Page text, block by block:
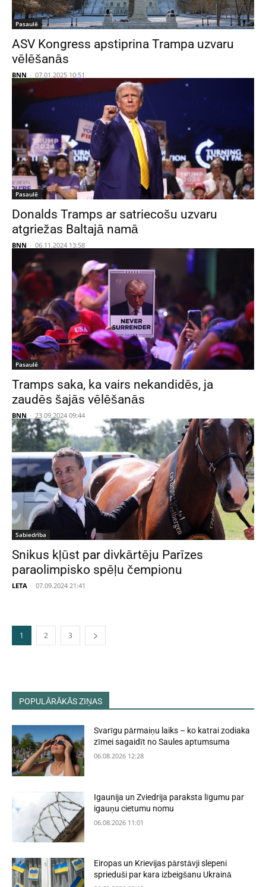
Pasaulē
ASV Kongress apstiprina Trampa uzvaru
vēlēšanās
BNN - 07.01.2025 10:51
Pasaulē
Donalds Tramps ar satriecošu uzvaru
atgriežas Baltajā namā
BNN - 06.11.2024 13:58
Pasaulē
Tramps saka, ka vairs nekandidēs, ja
zaudēs šajās vēlēšanās
BNN - 23.09.2024 09:44
Sabiedrība
Snikus kļūst par divkārtēju Parīzes
paraolimpisko spēļu čempionu
LETA - 07.09.2024 21:41
1 2 3
POPULĀRĀKĀS ZIŅAS
Svarīgu pārmaiņu laiks – ko katrai zodiaka
zīmei sagaidīt no Saules aptumsuma
06.08.2026 12:28
Igaunija un Zviedrija paraksta līgumu par
igauņu cietumu nomu
06.08.2026 11:01
Eiropas un Krievijas pārstāvji slepeni
sprieduši par kara izbeigšanu Ukrainā